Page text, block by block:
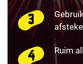
Ruim